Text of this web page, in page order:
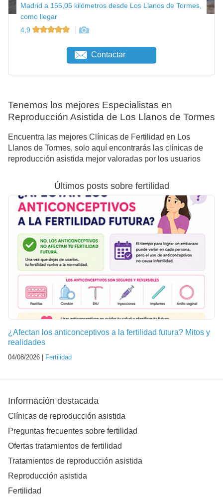
Madrid a 155,05 kilómetros desde Los Llanos de Tormes,
como llegar
4,9
Contactar
Tenemos los mejores Especialistas en
Reproducción Asistida de Los Llanos de Tormes
Encuentra las mejores Clínicas de Fertilidad en Los
Llanos de Tormes, solo aquí encontrarás las clínicas de
reproducción asistida mejor valoradas por los usuarios
Últimos posts sobre fertilidad
¿Afectan los anticonceptivos a la fertilidad futura? Mitos y
realidades
04/08/2026 | Fertilidad
Información destacada
Clínicas de reproducción asistida
Preguntas frecuentes sobre fertilidad
Ofertas tratamientos de fertilidad
Tratamientos de reproducción asistida
Reproducción asistida
Fertilidad